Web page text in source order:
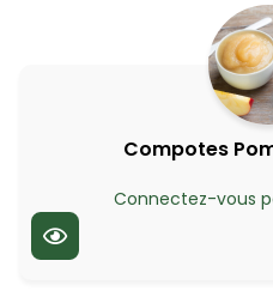
Compotes
Connectez-vous